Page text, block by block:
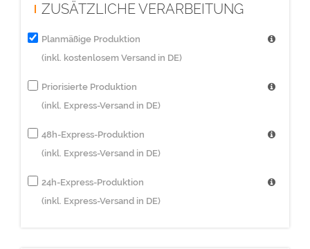
ZUSÄTZLICHE VERARBEITUNG
Planmäßige Produktion
(inkl. kostenlosem Versand in DE)
Priorisierte Produktion
(inkl. Express-Versand in DE)
48h-Express-Produktion
(inkl. Express-Versand in DE)
24h-Express-Produktion
(inkl. Express-Versand in DE)